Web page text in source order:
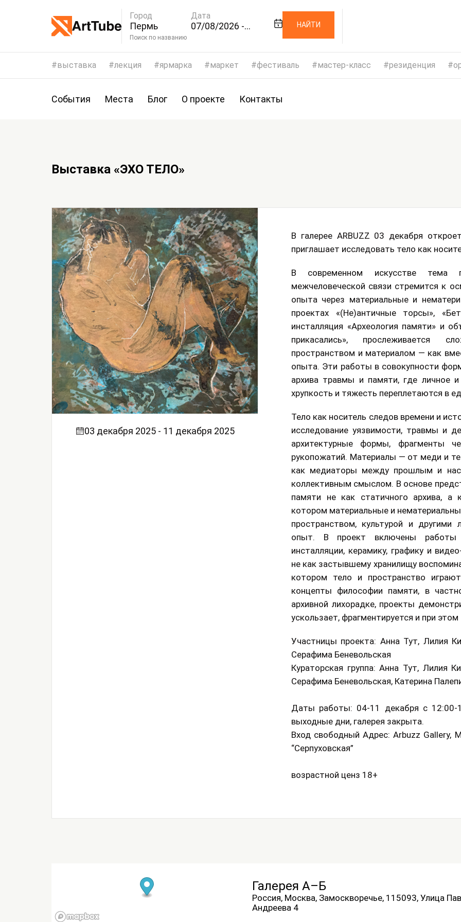
Город
Пермь
Дата
07/08/2026 -
Поиск по названию
НАЙТИ
выставка лекция ярмарка маркет фестиваль мастер-класс резиденция
События Места Блог О проекте Контакты
Выставка «ЭХО ТЕЛО»
03 декабря 2025 - 11 декабря 2025
В галерее ARBUZZ 03 декабря
приглашает исследовать тело как
В современном искусстве тема
межчеловеческой связи стремится к
опыта через материальные и
проектах «(Не)античные торсы»,
инсталляция «Археология памяти» и
прикасались», прослеживается
пространством и материалом — как
опыта. Эти работы в совокупности
архива травмы и памяти, где личное и
хрупкость и тяжесть переплетаются в
Тело как носитель следов времени и
исследование уязвимости, травмы и
архитектурные формы, фрагменты
рукопожатий. Материалы — от меди и
как медиаторы между прошлым и
коллективным смыслом. В основе
памяти не как статичного архива, а
котором материальные и
пространством, культурой и
опыт. В проект включены работы
инсталляции, керамику, графику и
не как застывшему хранилищу
котором тело и пространство
концепты философии памяти, в
архивной лихорадке, проекты
ускользает, фрагментируется и при
Участницы проекта: Анна Тут, Лилия
Серафима Беневольская
Кураторская группа: Анна Тут, Лилия
Серафима Беневольская, Катерина
Даты работы: 04-11 декабря с 12:00-
выходные дни, галерея закрыта.
Вход свободный Адрес: Arbuzz Gallery,
“Серпуховская”
возрастной ценз 18+
Галерея А–Б
Россия, Москва, Замоскворечье, 115093, Улица
Андреева 4